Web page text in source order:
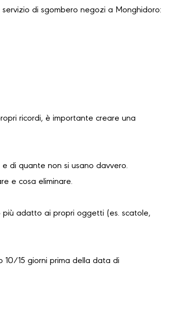
di sgombero negozi a Monghidoro:
ricordi, è importante creare una
di quante non si usano davvero.
e cosa eliminare.
più adatto ai propri oggetti (es. scatole,
15 giorni prima della data di